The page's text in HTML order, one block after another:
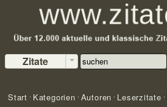
Zitate
Start Kategorien Autoren Leserzitate